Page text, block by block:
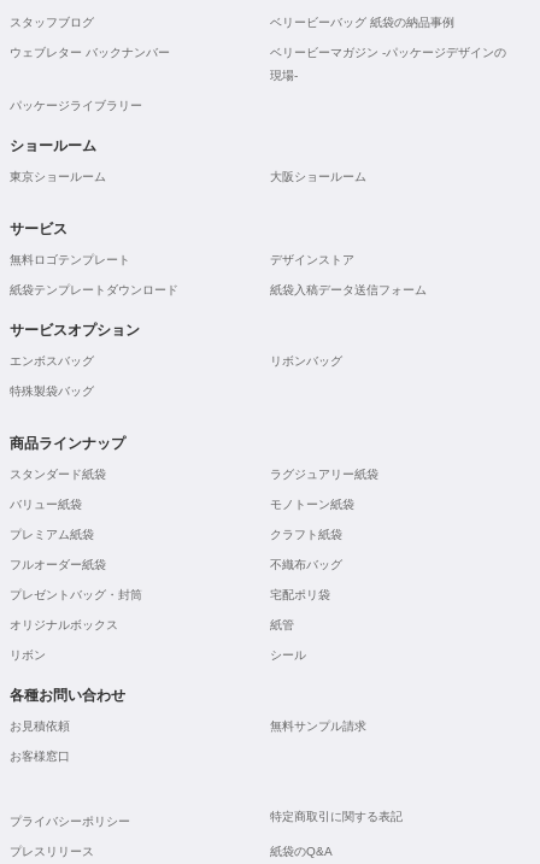
スタッフブログ ベリービーバッグ 紙袋の納品事例
ウェブレター バックナンバー
ベリービーマガジン -パッケージデザインの
現場-
パッケージライブラリー
ショールーム
東京ショールーム 大阪ショールーム
サービス
無料ロゴテンプレート デザインストア
紙袋テンプレートダウンロード 紙袋入稿データ送信フォーム
サービスオプション
エンボスバッグ リボンバッグ
特殊製袋バッグ
商品ラインナップ
スタンダード紙袋 ラグジュアリー紙袋
バリュー紙袋 モノトーン紙袋
プレミアム紙袋 クラフト紙袋
フルオーダー紙袋 不織布バッグ
プレゼントバッグ・封筒 宅配ポリ袋
オリジナルボックス 紙管
リボン シール
各種お問い合わせ
お見積依頼 無料サンプル請求
お客様窓口
プライバシーポリシー 特定商取引に関する表記
プレスリリース 紙袋のQ&A